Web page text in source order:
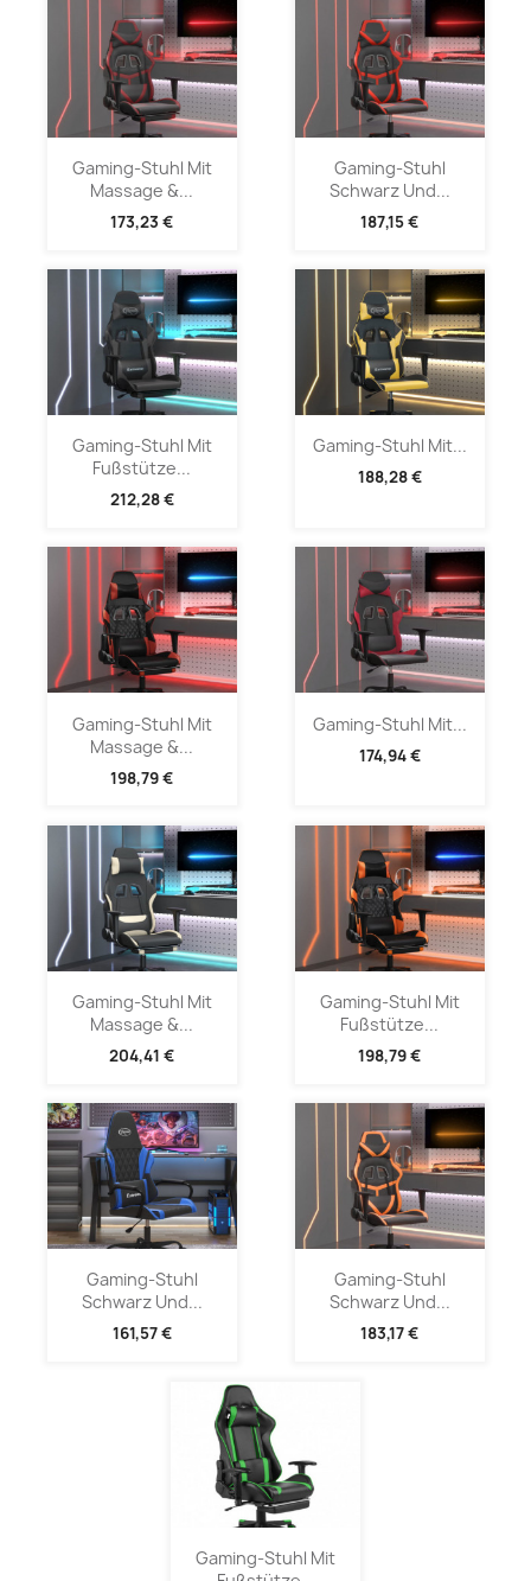
Gaming-Stuhl Mit
Massage &...
173,23 €
Gaming-Stuhl
Schwarz Und...
187,15 €
Gaming-Stuhl Mit
Fußstütze...
212,28 €
Gaming-Stuhl Mit...
188,28 €
Gaming-Stuhl Mit
Massage &...
198,79 €
Gaming-Stuhl Mit...
174,94 €
Gaming-Stuhl Mit
Massage &...
204,41 €
Gaming-Stuhl Mit
Fußstütze...
198,79 €
Gaming-Stuhl
Schwarz Und...
161,57 €
Gaming-Stuhl
Schwarz Und...
183,17 €
Gaming-Stuhl Mit